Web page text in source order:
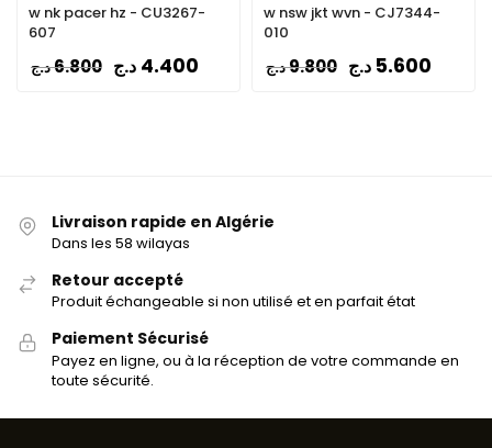
w nk pacer hz - CU3267-
607
6.800د.ج 4.400 د.ج
w nsw jkt wvn - CJ7344-
010
9.800د.ج 5.600 د.ج
Livraison rapide en Algérie
Dans les 58 wilayas
Retour accepté
Produit échangeable si non utilisé et en parfait état
Paiement Sécurisé
Payez en ligne, ou à la réception de votre commande en
toute sécurité.